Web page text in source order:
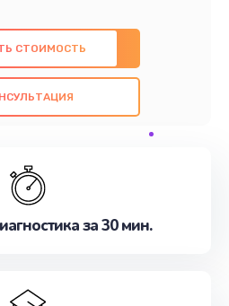
и качественный ремонт с
компонентов, а
всех
Наша цель - предоставить
Не медлите записаться на
СТОИМОСТЬ
за 30 мин.